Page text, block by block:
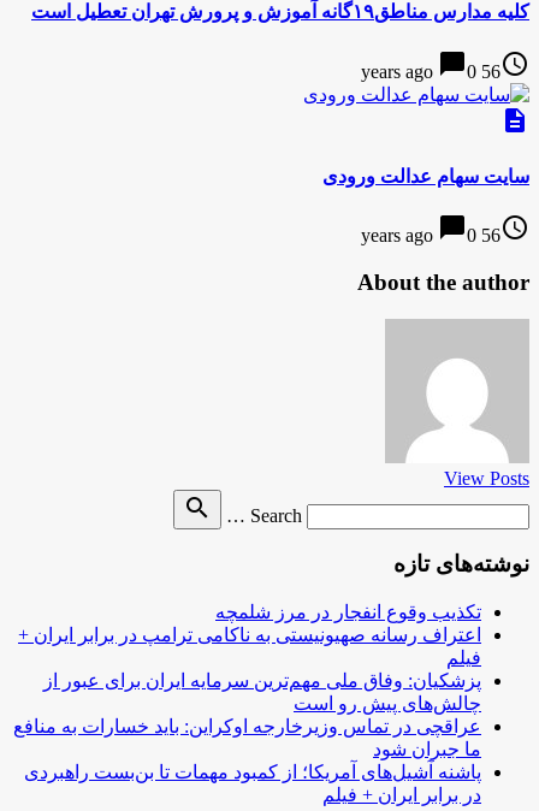
کلیه مدارس مناطق۱۹گانه آموزش و پرورش تهران تعطیل است
access_time
56 years ago
chat_bubble0
description
سایت سهام عدالت ورودی
access_time
56 years ago
chat_bubble0
About the author
View Posts
Search …
search
نوشته‌های تازه
تکذیب وقوع انفجار در مرز شلمچه
اعتراف رسانه صهیونیستی به ناکامی ترامپ در برابر ایران +
فیلم
پزشکیان: وفاق ملی مهم‌ترین سرمایه ایران برای عبور از
چالش‌های پیش رو است
عراقچی در تماس وزیرخارجه اوکراین: باید خسارات به منافع
ما جبران شود
پاشنه آشیل‌های آمریکا؛ از کمبود مهمات تا بن‌بست راهبردی
در برابر ایران + فیلم